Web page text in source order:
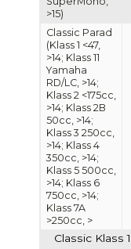
>15)
Classic Parad
(Klass 1 <47,
>14; Klass 11
Yamaha
RD/LC, >14;
Klass 2 <175cc,
>14; Klass 2B
50cc, >14;
Klass 3 250cc,
>14; Klass 4
350cc, >14;
Klass 5 500cc,
>14; Klass 6
750cc, >14;
Klass 7A
>250cc, >
Classic Klass